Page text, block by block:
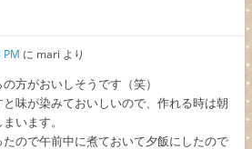
PM に mari より
方がおいしそうです（笑）
味が染みておいしいので、作れる時は朝
います。
ので午前中に煮ておいて夕飯にしたので